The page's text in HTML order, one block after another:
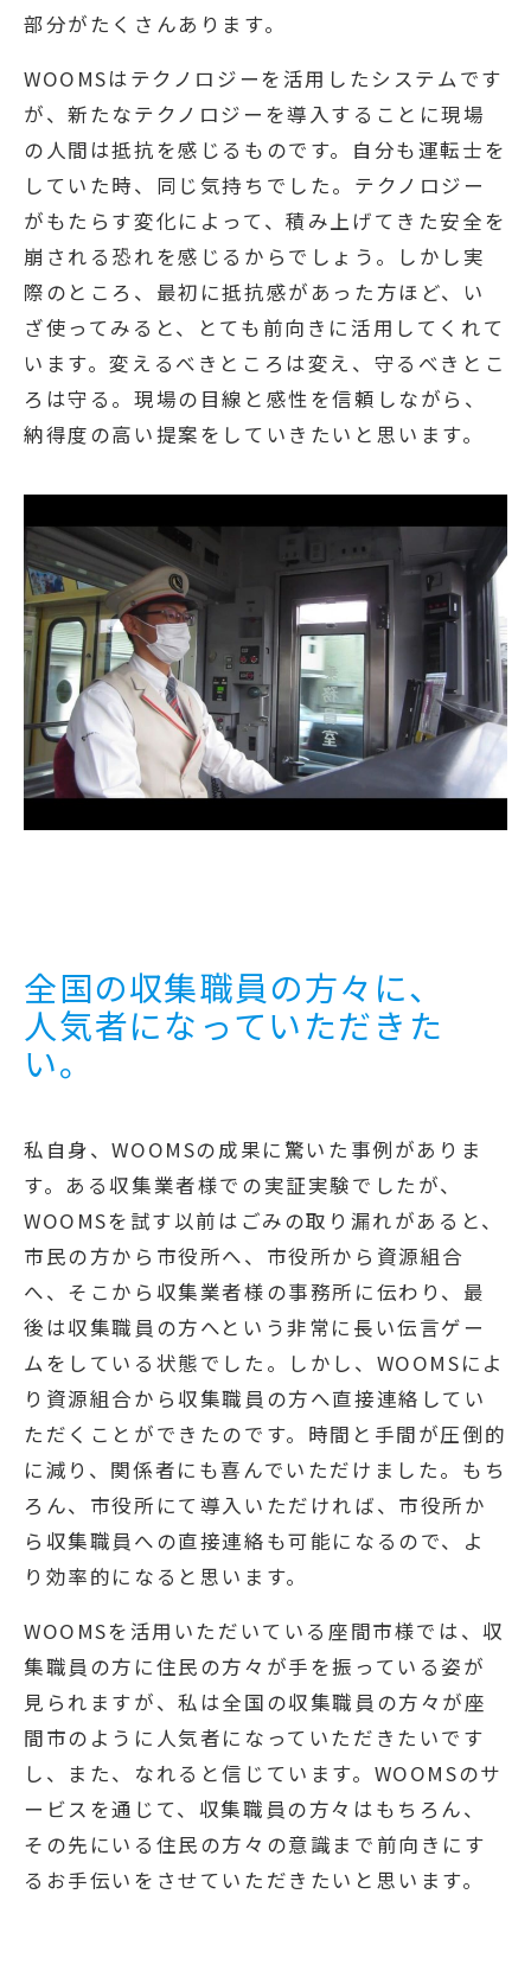
部分がたくさんあります。
WOOMSはテクノロジーを活用したシステムです
が、新たなテクノロジーを導入することに現場
の人間は抵抗を感じるものです。自分も運転士を
していた時、同じ気持ちでした。テクノロジー
がもたらす変化によって、積み上げてきた安全を
崩される恐れを感じるからでしょう。しかし実
際のところ、最初に抵抗感があった方ほど、い
ざ使ってみると、とても前向きに活用してくれて
います。変えるべきところは変え、守るべきとこ
ろは守る。現場の目線と感性を信頼しながら、
納得度の高い提案をしていきたいと思います。
全国の収集職員の方々に、
人気者になっていただきた
い。
私自身、WOOMSの成果に驚いた事例がありま
す。ある収集業者様での実証実験でしたが、
WOOMSを試す以前はごみの取り漏れがあると、
市民の方から市役所へ、市役所から資源組合
へ、そこから収集業者様の事務所に伝わり、最
後は収集職員の方へという非常に長い伝言ゲー
ムをしている状態でした。しかし、WOOMSによ
り資源組合から収集職員の方へ直接連絡してい
ただくことができたのです。時間と手間が圧倒的
に減り、関係者にも喜んでいただけました。もち
ろん、市役所にて導入いただければ、市役所か
ら収集職員への直接連絡も可能になるので、よ
り効率的になると思います。
WOOMSを活用いただいている座間市様では、収
集職員の方に住民の方々が手を振っている姿が
見られますが、私は全国の収集職員の方々が座
間市のように人気者になっていただきたいです
し、また、なれると信じています。WOOMSのサ
ービスを通じて、収集職員の方々はもちろん、
その先にいる住民の方々の意識まで前向きにす
るお手伝いをさせていただきたいと思います。